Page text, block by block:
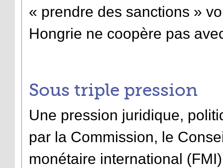
« prendre des sanctions »
Hongrie ne coopère pas
Sous triple pression
Une pression juridique,
par la Commission, le
monétaire international